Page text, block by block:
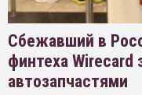
Сбежавший в
финтеха Wirecard
автозапчастями